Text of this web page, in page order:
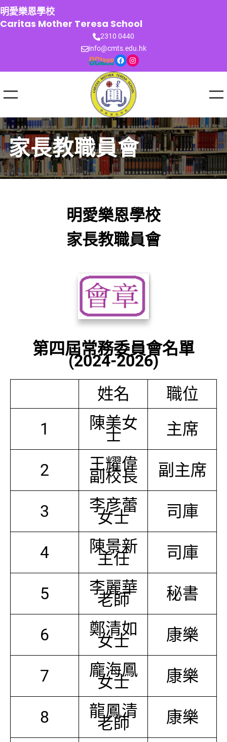
跳
至
主
明愛樂恩學校
Caritas Mother Teresa School
2310 0440
info@cmts.edu.hk
Facebook Instagram
家長教職員會
明愛樂恩學校
家長教職員會
第四屆常務委員會名單
(2024-2026)
姓名
職位
1
陳美女
士 主席
2 王耀偉
副校長 副主席
3 李彦蕾
女士 司庫
4 陳景新
主任 司庫
5 李麗華
老師 秘書
6 鄭清如
女士 康樂
7 龐海鳳
女士 康樂
8 龍鳳清
老師 康樂